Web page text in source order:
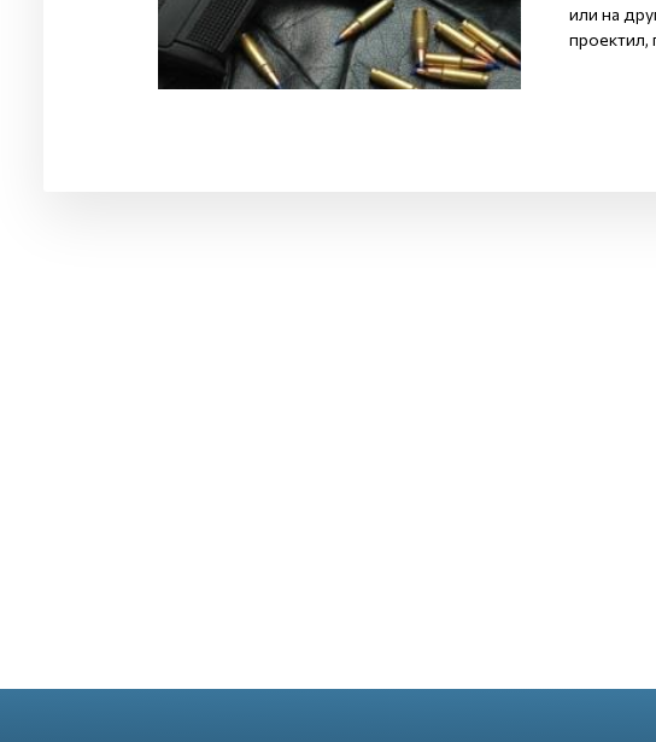
или на
проектил,